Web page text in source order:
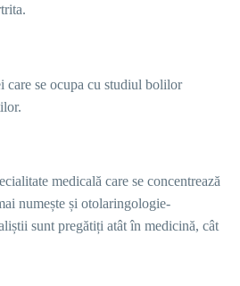
care se ocupa cu studiul bolilor
medicală care se concentrează
numește și otolaringologie-
sunt pregătiți atât în medicină, cât